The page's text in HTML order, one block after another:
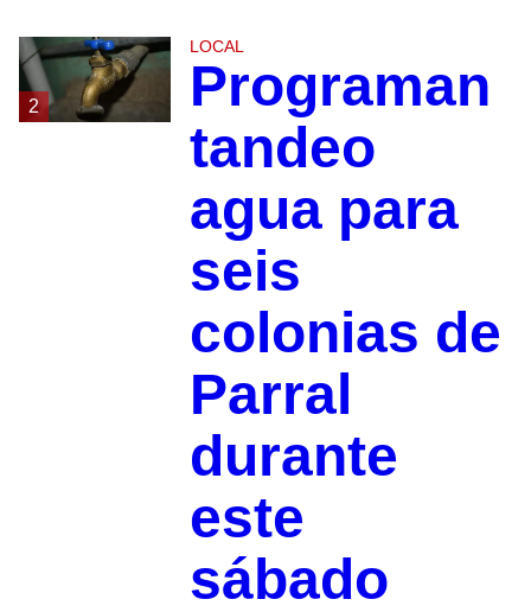
2
LOCAL
Programan
tandeo
agua para
seis
colonias de
Parral
durante
este
sábado